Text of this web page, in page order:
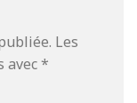
Les
avec*